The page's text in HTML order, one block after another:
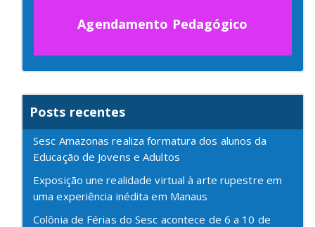
Agendamento Pedagógico
Posts recentes
Sesc Amazonas realiza formatura dos alunos da
Educação de Jovens e Adultos
Exposição une realidade virtual à arte rupestre em
uma experiência inédita em Manaus
Colônia de Férias do Sesc acontece de 6 a 10 de